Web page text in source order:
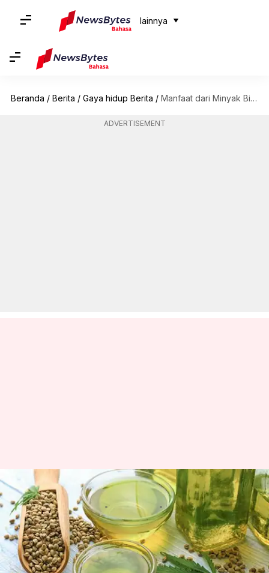
lainnya
Beranda / Berita / Gaya hidup Berita / Manfaat dari Minyak Biji Hemp
ADVERTISEMENT
Manfaat dari Minyak Biji Hemp
menulis Shubham Gupta Apr 06, 2023 01:40 pm
Apa ceritanya
Minyak biji hemp dikenal karena manfaat